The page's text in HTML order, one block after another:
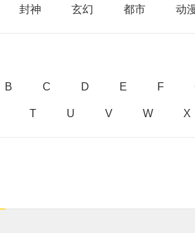
封神 玄幻 都市 动
B C D E F
T U V W X